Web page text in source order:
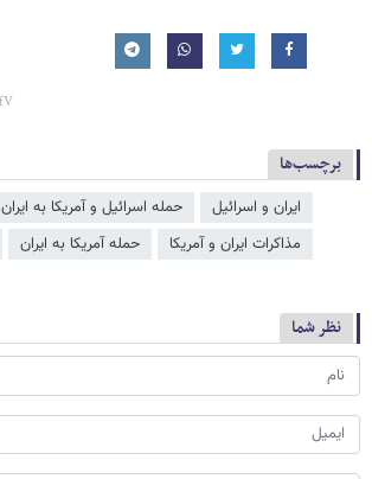
برچسب‌ها
ایران و اسرائیل
حمله اسرائیل و آمریکا به ایران
مذاکرات ایران و آمریکا
حمله آمریکا به ایران
نظر شما